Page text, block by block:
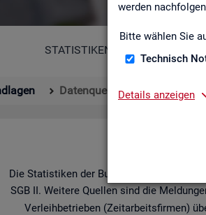
werden
Bitte wählen Sie
Technisch
Details anzeigen
STATISTIKEN
Datenquellen
Die Sta­tis­ti­ken der Bun­des­agen­tur für
SGB II. Wei­te­re Quel­len sind die
Ver­leih­be­trie­ben (Zeit­ar­beits­fir­men)